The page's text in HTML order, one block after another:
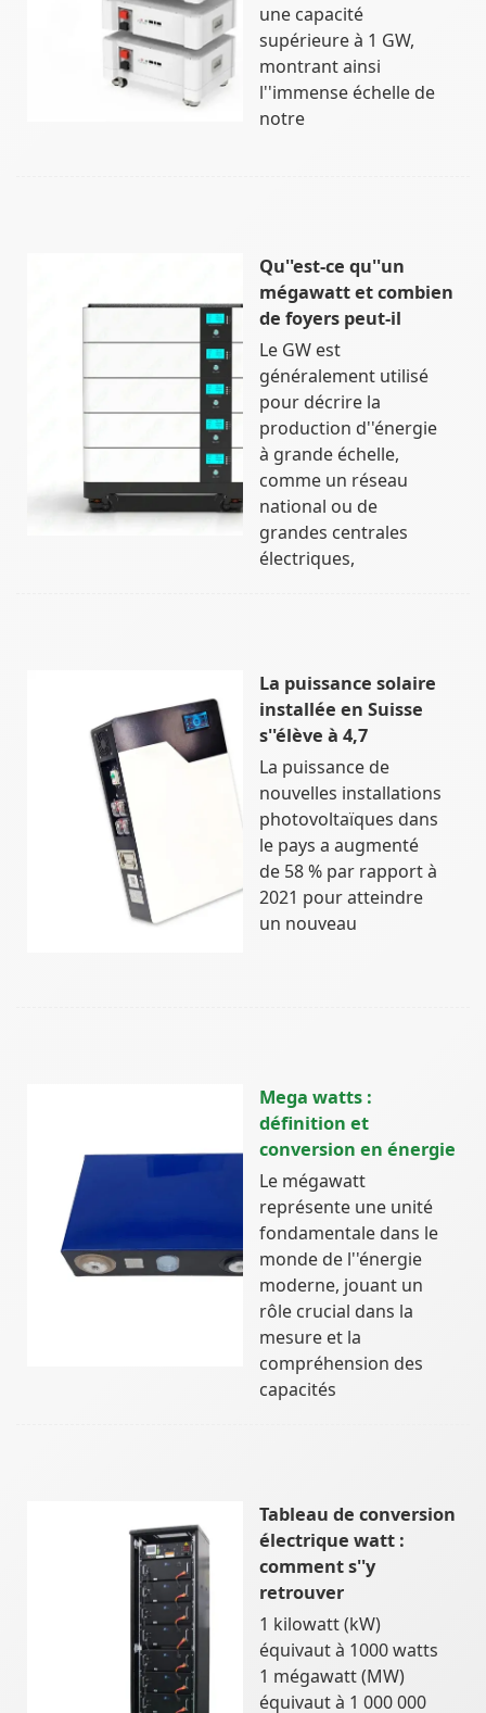
une capacité
supérieure à 1 GW,
montrant ainsi
l''immense échelle de
notre
Qu''est-ce qu''un
mégawatt et combien
de foyers peut-il
Le GW est
généralement utilisé
pour décrire la
production d''énergie
à grande échelle,
comme un réseau
national ou de
grandes centrales
électriques,
La puissance solaire
installée en Suisse
s''élève à 4,7
La puissance de
nouvelles installations
photovoltaïques dans
le pays a augmenté
de 58 % par rapport à
2021 pour atteindre
un nouveau
Mega watts :
définition et
conversion en énergie
Le mégawatt
représente une unité
fondamentale dans le
monde de l''énergie
moderne, jouant un
rôle crucial dans la
mesure et la
compréhension des
capacités
Tableau de conversion
électrique watt :
comment s''y
retrouver
1 kilowatt (kW)
équivaut à 1000 watts
1 mégawatt (MW)
équivaut à 1 000 000